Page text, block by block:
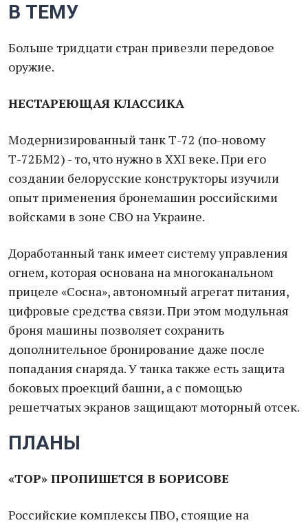
В ТЕМУ
Больше тридцати стран привезли передовое
оружие.
НЕСТАРЕЮЩАЯ КЛАССИКА
Модернизированный танк Т-72 (по-новому
Т-72БМ2) - то, что нужно в ХХI веке. При его
создании белорусские конструкторы изучили
опыт применения бронемашин российскими
войсками в зоне СВО на Украине.
Доработанный танк имеет систему управления
огнем, которая основана на многоканальном
прицеле «Сосна», автономный агрегат питания,
цифровые средства связи. При этом модульная
броня машины позволяет сохранить
дополнительное бронирование даже после
попадания снаряда. У танка также есть защита
боковых проекций башни, а с помощью
решетчатых экранов защищают моторный отсек.
ПЛАНЫ
«ТОР» ПРОПИШЕТСЯ В БОРИСОВЕ
Российские комплексы ПВО, стоящие на